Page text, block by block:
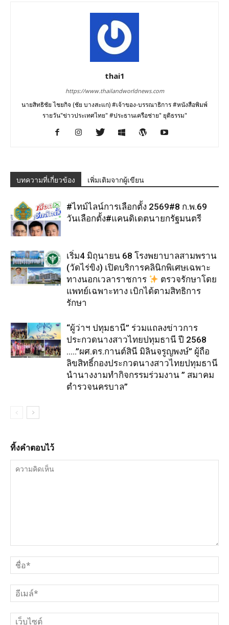
thai1
https://www.thailandworldnews.com
นายสิทธิชัย ไชยกิจ (ชัย บางสะแก) #เจ้าของ-บรรณาธิการ #หนังสือพิมพ์
รายวัน"ข่าวประเทศไทย" #ประธานเครือช่าย" ยุติธรรม"
บทความที่เกี่ยวข้อง เพิ่มเติมจากผู้เขียน
#ไทม์ไลน์การเลือกตั้ง 2569#8 ก.พ.69
วันเลือกตั้ง#แคนดิเดตนายกรัฐมนตรี
เริ่ม4 มิถุนายน 68 โรงพยาบาลสามพราน
(วัดไร่ขิง) เปิดบริการคลินิกพิเศษเฉพาะ
ทางนอกเวลาราชการ
ตรวจรักษาโดย
แพทย์เฉพาะทาง เบิกได้ตามสิทธิการ
รักษา
“ผู้ว่าฯ ปทุมธานี” ร่วมแถลงข่าวการ
ประกวดนางสาวไทยปทุมธานี ปี 2568
…..”ผศ.ดร.กานต์สินี มิลินจรูญพงษ์” ผู้ถือ
ลิขสิทธิ์กองประกวดนางสาวไทยปทุมธานี
นำนางงามทำกิจกรรมร่วมงาน ” สมาคม
ตำรวจนครบาล”
ทิ้งคำตอบไว้